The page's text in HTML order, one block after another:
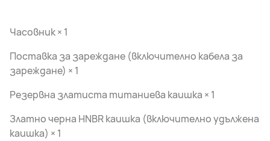
Часовник × 1
Поставка за зареждане (включително кабела за
зареждане) × 1
Резервна златиста титаниева каишка × 1
Златно черна HNBR каишка (включително удължена
каишка) × 1